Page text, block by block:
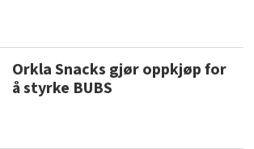
Orkla Snacks gjør oppkjøp for
å styrke BUBS